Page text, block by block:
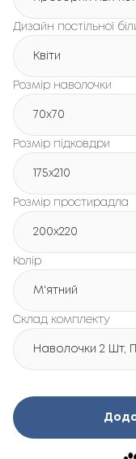
Дизайн постільної
Квіти
Розмір наволочки
70x70
Розмір підковдри
175x210
Розмір простирадла
200x220
Колір
М'ятний
Склад комплекту
Наволочки 2 Шт,